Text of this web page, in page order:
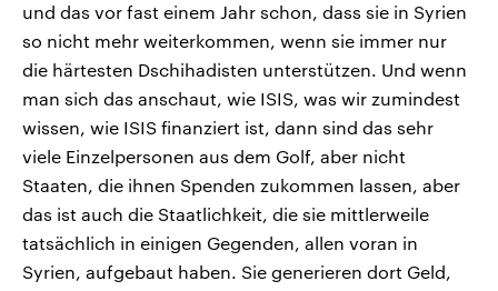
und das vor fast einem Jahr schon, dass sie in Syrien
so nicht mehr weiterkommen, wenn sie immer nur
die härtesten Dschihadisten unterstützen. Und wenn
man sich das anschaut, wie ISIS, was wir zumindest
wissen, wie ISIS finanziert ist, dann sind das sehr
viele Einzelpersonen aus dem Golf, aber nicht
Staaten, die ihnen Spenden zukommen lassen, aber
das ist auch die Staatlichkeit, die sie mittlerweile
tatsächlich in einigen Gegenden, allen voran in
Syrien, aufgebaut haben. Sie generieren dort Geld,